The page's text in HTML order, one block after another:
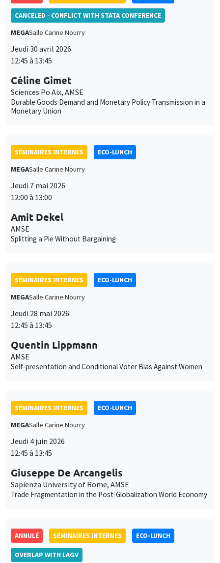
CANCELED - CONFLICT WITH STATA CONFERENCE
MEGASalle Carine Nourry
Jeudi 30 avril 2026
12:45 à 13:45
Céline Gimet
Sciences Po Aix, AMSE
Durable Goods Demand and Monetary Policy Transmission in a
Monetary Union
SÉMINAIRES INTERNES
ECO-LUNCH
MEGASalle Carine Nourry
Jeudi 7 mai 2026
12:00 à 13:00
Amit Dekel
AMSE
Splitting a Pie Without Bargaining
SÉMINAIRES INTERNES
ECO-LUNCH
MEGASalle Carine Nourry
Jeudi 28 mai 2026
12:45 à 13:45
Quentin Lippmann
AMSE
Self-presentation and Conditional Voter Bias Against Women
SÉMINAIRES INTERNES
ECO-LUNCH
MEGASalle Carine Nourry
Jeudi 4 juin 2026
12:45 à 13:45
Giuseppe De Arcangelis
Sapienza University of Rome, AMSE
Trade Fragmentation in the Post-Globalization World Economy
ANNULÉ SÉMINAIRES INTERNES ECO-LUNCH
OVERLAP WITH LAGV